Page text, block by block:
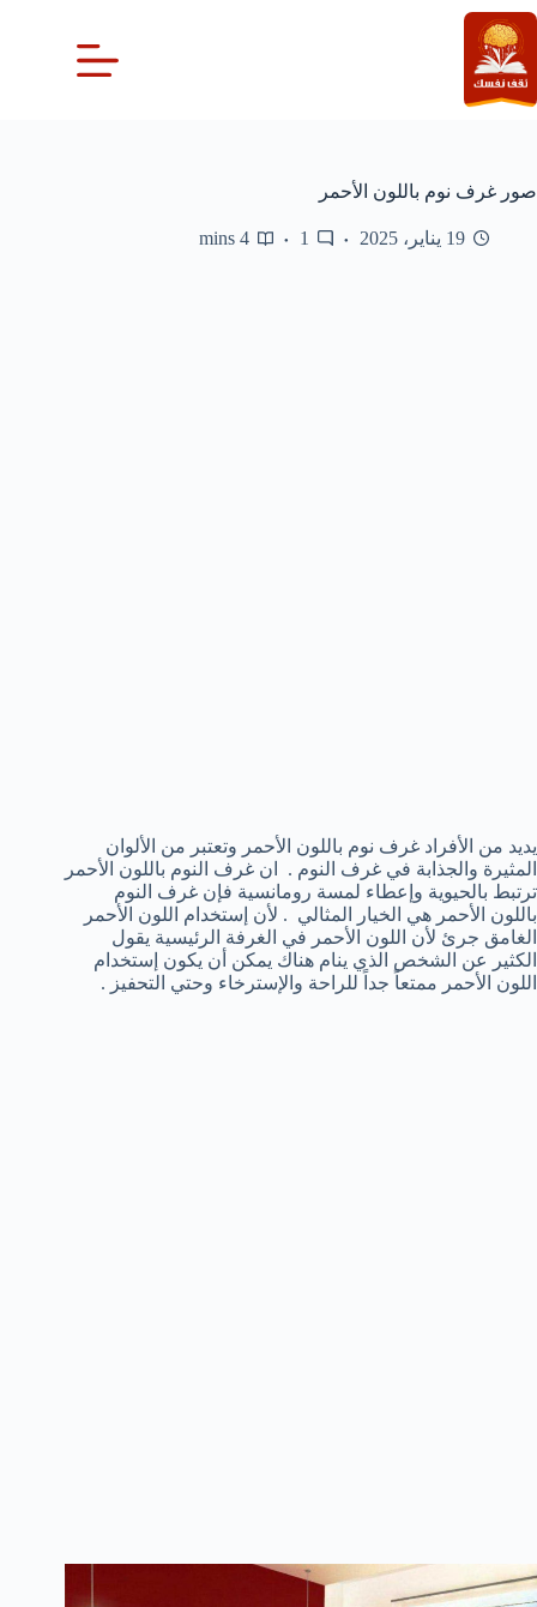
التجاوز
إلى
المحتوى
صور غرف نوم باللون الأحمر
19 يناير، 2025 1
4 mins
يديد من الأفراد غرف نوم باللون الأحمر وتعتبر من الألوان
المثيرة والجذابة في غرف النوم . ان غرف النوم باللون الأحمر
ترتبط بالحيوية وإعطاء لمسة رومانسية فإن غرف النوم
باللون الأحمر هي الخيار المثالي . لأن إستخدام اللون الأحمر
الغامق جرئ لأن اللون الأحمر في الغرفة الرئيسية يقول
الكثير عن الشخص الذي ينام هناك يمكن أن يكون إستخدام
اللون الأحمر ممتعاً جداً للراحة والإسترخاء وحتي التحفيز .